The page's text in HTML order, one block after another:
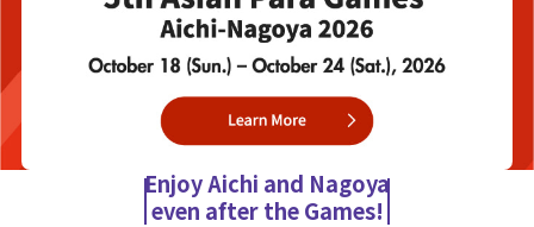
Enjoy Aichi and Nagoya
even after the Games!